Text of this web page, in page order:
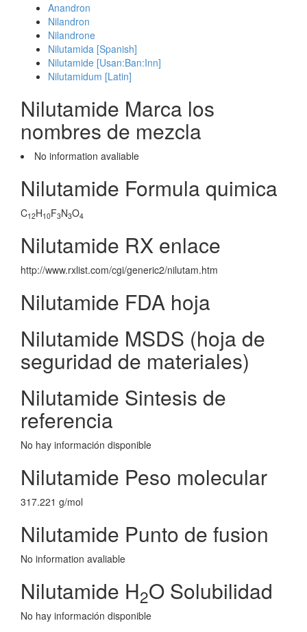
Anandron
Nilandron
Nilandrone
Nilutamida [Spanish]
Nilutamide [Usan:Ban:Inn]
Nilutamidum [Latin]
Nilutamide Marca los
nombres de mezcla
No information avaliable
Nilutamide Formula quimica
C12H10F3N3O4
Nilutamide RX enlace
http://www.rxlist.com/cgi/generic2/nilutam.htm
Nilutamide FDA hoja
Nilutamide MSDS (hoja de
seguridad de materiales)
Nilutamide Sintesis de
referencia
No hay información disponible
Nilutamide Peso molecular
317.221 g/mol
Nilutamide Punto de fusion
No information avaliable
Nilutamide H2O Solubilidad
No hay información disponible